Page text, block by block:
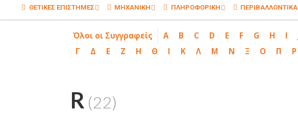
ΘΕΤΙΚΕΣ ΕΠΙΣΤΗΜΕΣ ΜΗΧΑΝΙΚΗ ΠΛΗΡΟΦΟΡΙΚΗ ΠΕΡΙΒΑΛΛΟΝΤΙΚΑ
Όλοι οι Συγγραφείς A B C D E F G H I
Γ
Δ Ε Ζ Η Θ Ι Κ Λ Μ Ν Ξ Ο Π Ρ
R (22)